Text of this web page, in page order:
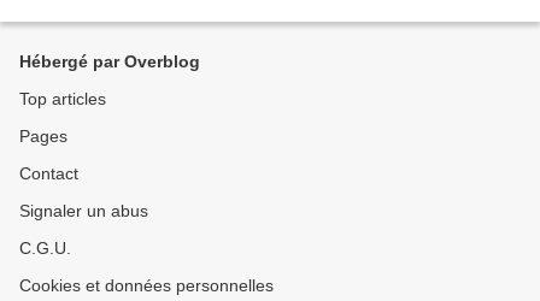
Hébergé par Overblog
Top articles
Pages
Contact
Signaler un abus
C.G.U.
Cookies et données personnelles